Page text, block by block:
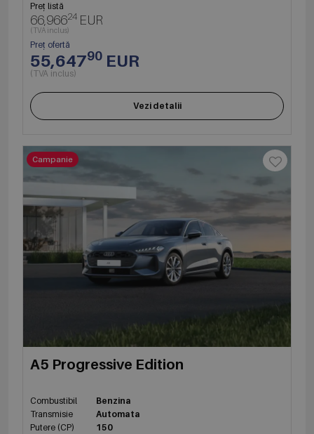
Preț listă
66,96624 EUR
(TVA inclus)
Preț ofertă
55,64790 EUR
(TVA inclus)
Vezi detalii
Campanie
A5 Progressive Edition
Combustibil
Benzina
Transmisie
Automata
Putere (CP)
150